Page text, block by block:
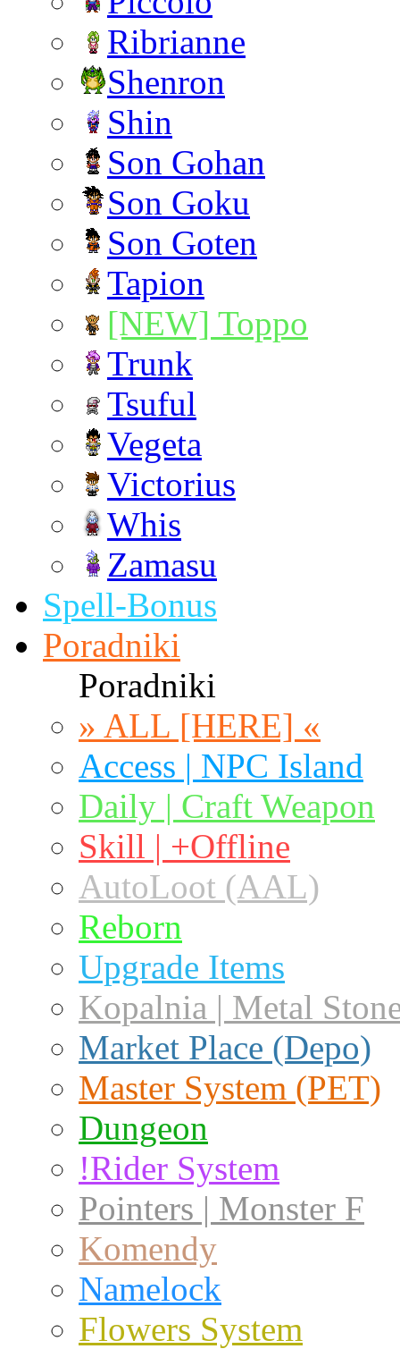
Ribrianne
Shenron
Shin
Son Gohan
Son Goku
Son Goten
Tapion
[NEW] Toppo
Trunk
Tsuful
Vegeta
Victorius
Whis
Zamasu
Spell-Bonus
Poradniki
Poradniki
» ALL [HERE] «
Access | NPC Island
Daily | Craft Weapon
Skill | +Offline
AutoLoot (AAL)
Reborn
Upgrade Items
Kopalnia | Metal
Market Place (Depo)
Master System (PET)
Dungeon
!Rider System
Pointers | Monster F
Komendy
Namelock
Flowers System